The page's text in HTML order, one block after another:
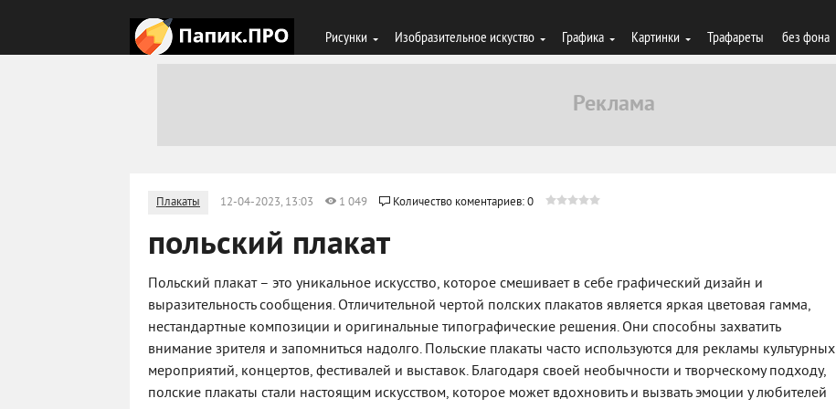
Рисунки Изобразительное искуство Графика Картинки Трафареты без фона
Плакаты 12-04-2023, 13:03 1 049 Количество коментариев: 0
польский плакат
Польский плакат – это уникальное искусство, которое смешивает в себе графический дизайн и
выразительность сообщения. Отличительной чертой полских плакатов является яркая цветовая гамма,
нестандартные композиции и оригинальные типографические решения. Они способны захватить
внимание зрителя и запомниться надолго. Польские плакаты часто используются для рекламы культурных
мероприятий, концертов, фестивалей и выставок. Благодаря своей необычности и творческому подходу,
полские плакаты стали настоящим искусством, которое может вдохновить и вызвать эмоции у любителей